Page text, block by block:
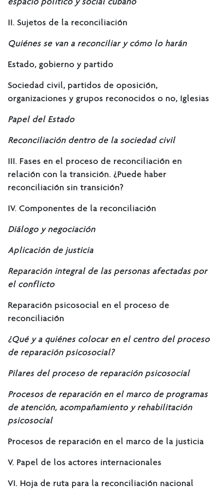
II. Sujetos de la reconciliación
Quiénes se van a reconciliar y cómo lo harán
Estado, gobierno y partido
Sociedad civil, partidos de oposición,
organizaciones y grupos reconocidos o no, Iglesias
Papel del Estado
Reconciliación dentro de la sociedad civil
III. Fases en el proceso de reconciliación en
relación con la transición. ¿Puede haber
reconciliación sin transición?
IV. Componentes de la reconciliación
Diálogo y negociación
Aplicación de justicia
Reparación integral de las personas afectadas por
el conflicto
Reparación psicosocial en el proceso de
reconciliación
¿Qué y a quiénes colocar en el centro del proceso
de reparación psicosocial?
Pilares del proceso de reparación psicosocial
Procesos de reparación en el marco de programas
de atención, acompañamiento y rehabilitación
psicosocial
Procesos de reparación en el marco de la justicia
V. Papel de los actores internacionales
VI. Hoja de ruta para la reconciliación nacional